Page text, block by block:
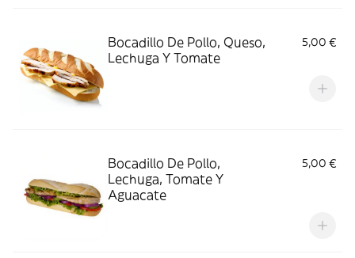
Bocadillo De Pollo, Queso,
Lechuga Y Tomate
5,00 €
Bocadillo De Pollo,
Lechuga, Tomate Y
Aguacate
5,00 €